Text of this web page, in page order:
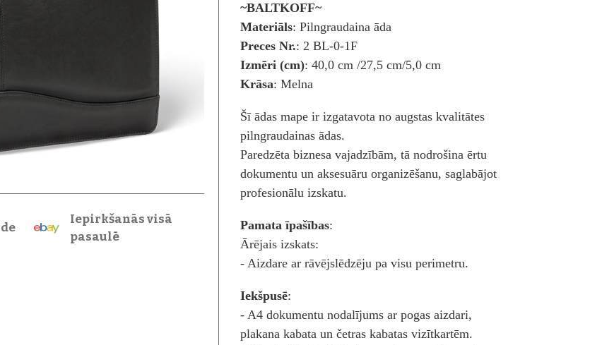
Iepirkšanās visā
pasaulē
~BALTKOFF~
Materiāls: Pilngraudaina āda
Preces Nr.: 2 BL-0-1F
Izmēri (cm): 40,0 cm /27,5 cm/5,0 cm
Krāsa: Melna
Šī ādas mape ir izgatavota no augstas kvalitātes
pilngraudainas ādas.
Paredzēta biznesa vajadzībām, tā nodrošina ērtu
dokumentu un aksesuāru organizēšanu, saglabājot
profesionālu izskatu.
Pamata īpašības:
Ārējais izskats:
- Aizdare ar rāvējslēdzēju pa visu perimetru.
Iekšpusē:
- A4 dokumentu nodalījums ar pogas aizdari,
plakana kabata un četras kabatas vizītkartēm.